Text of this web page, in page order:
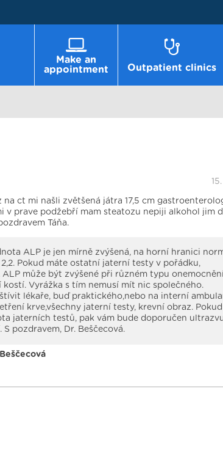
Make an
appointment
Outpatient clinics
ct mi našli zvětšená játra 17,5 cm
v prave podžebří mam steatozu nepiji alkohol jim
Táňa.
ALP je jen mírně zvýšená, na horní hranici
Pokud máte ostatní jaterní testy v pořádku,
ALP může být zvýšené při různém typu onemocnění
kostí. Vyrážka s tím nemusí mít nic společného.
lékaře, buď praktického,nebo na interní
krve,všechny jaterní testy, krevní obraz. Pokud
jaterních testů, pak vám bude doporučen
pozdravem, Dr. Beščecová.